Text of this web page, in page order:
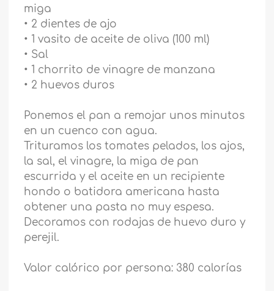
miga
• 2 dientes de ajo
• 1 vasito de aceite de oliva (100 ml)
• Sal
• 1 chorrito de vinagre de manzana
• 2 huevos duros
Ponemos el pan a remojar unos minutos
en un cuenco con agua.
Trituramos los tomates pelados, los ajos,
la sal, el vinagre, la miga de pan
escurrida y el aceite en un recipiente
hondo o batidora americana hasta
obtener una pasta no muy espesa.
Decoramos con rodajas de huevo duro y
perejil.
Valor calórico por persona: 380 calorías